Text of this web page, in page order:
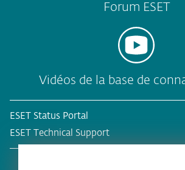
Forum ESET
Vidéos de la base de
ESET Status Portal
ESET Technical Support